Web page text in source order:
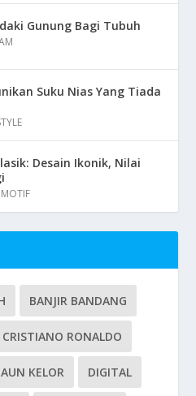
Gunung Bagi Tubuh
Suku Nias Yang Tiada
Desain Ikonik, Nilai
BANJIR BANDANG
CRISTIANO RONALDO
KELOR DIGITAL